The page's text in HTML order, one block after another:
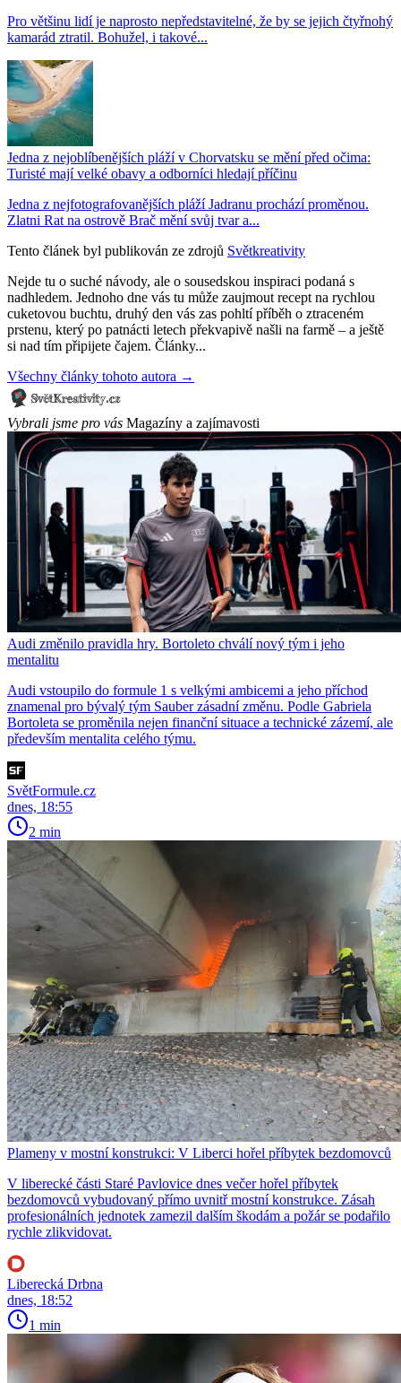
Pro většinu lidí je naprosto nepředstavitelné, že by se jejich čtyřnohý
kamarád ztratil. Bohužel, i takové...
Jedna z nejoblíbenějších pláží v Chorvatsku se mění před očima:
Turisté mají velké obavy a odborníci hledají příčinu
Jedna z nejfotografovanějších pláží Jadranu prochází proměnou.
Zlatni Rat na ostrově Brač mění svůj tvar a...
Tento článek byl publikován ze zdrojů Světkreativity
Nejde tu o suché návody, ale o sousedskou inspiraci podaná s
nadhledem. Jednoho dne vás tu může zaujmout recept na rychlou
cuketovou buchtu, druhý den vás zas pohltí příběh o ztraceném
prstenu, který po patnácti letech překvapivě našli na farmě – a ještě
si nad tím připijete čajem. Články...
Všechny články tohoto autora →
Vybrali jsme pro vás Magazíny a zajímavosti
Audi změnilo pravidla hry. Bortoleto chválí nový tým i jeho
mentalitu
Audi vstoupilo do formule 1 s velkými ambicemi a jeho příchod
znamenal pro bývalý tým Sauber zásadní změnu. Podle Gabriela
Bortoleta se proměnila nejen finanční situace a technické zázemí, ale
především mentalita celého týmu.
SvětFormule.cz
dnes, 18:55
2 min
Plameny v mostní konstrukci: V Liberci hořel příbytek bezdomovců
V liberecké části Staré Pavlovice dnes večer hořel příbytek
bezdomovců vybudovaný přímo uvnitř mostní konstrukce. Zásah
profesionálních jednotek zamezil dalším škodám a požár se podařilo
rychle zlikvidovat.
Liberecká Drbna
dnes, 18:52
1 min